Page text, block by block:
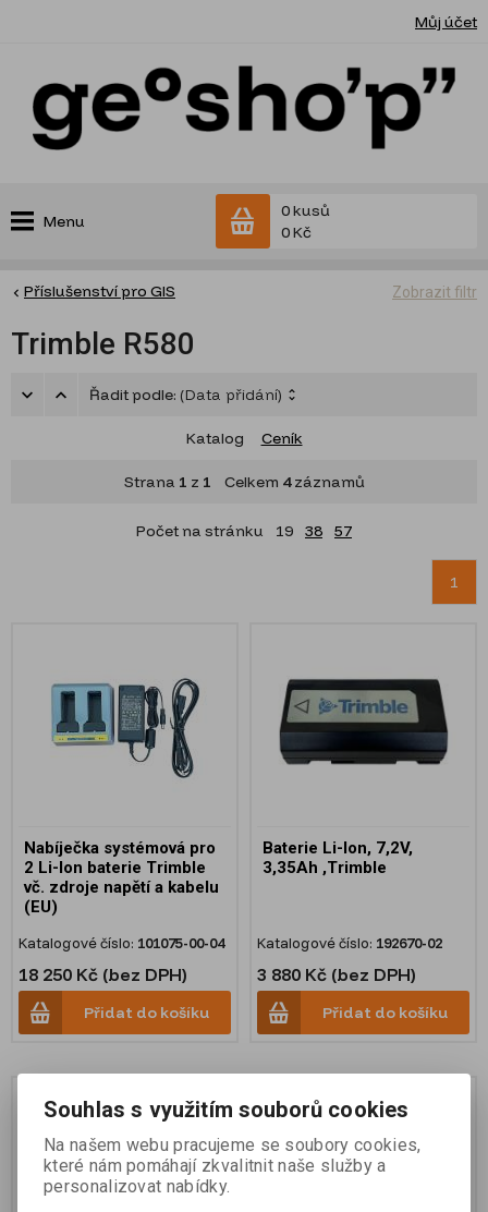
Můj účet
Menu
0 kusů
0 Kč
Zobrazit filtr
Příslušenství pro GIS
Trimble R580
Řadit podle: (Data přidání)
Katalog Ceník
Strana 1 z 1 Celkem 4záznamů
Počet na stránku 19 38 57
1
Nabíječka systémová pro
2 Li-Ion baterie Trimble
vč. zdroje napětí a kabelu
(EU)
Katalogové číslo: 101075-00-04
18 250 Kč (bez DPH)
Přidat do košíku
Baterie Li-Ion, 7,2V,
3,35Ah ,Trimble
Katalogové číslo: 192670-02
3 880 Kč (bez DPH)
Přidat do košíku
Souhlas s využitím souborů cookies
Na našem webu pracujeme se soubory cookies,
které nám pomáhají zkvalitnit naše služby a
personalizovat nabídky.